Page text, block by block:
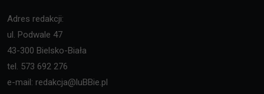
Adres redakcji:
ul. Podwale 47
43-300 Bielsko-Biała
tel. 573 692 276
e-mail: redakcja@luBBie.pl